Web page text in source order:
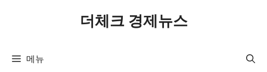
더체크 경제뉴스
메뉴